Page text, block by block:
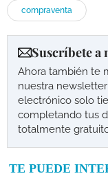
compraventa
Suscríbete a
Ahora también te
nuestra
electrónico solo
completando tus
totalmente
TE PUEDE